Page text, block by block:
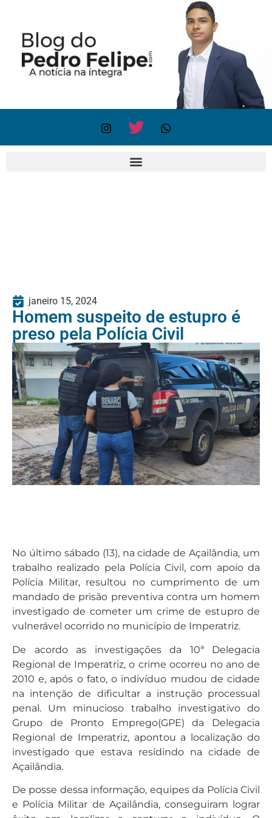
janeiro 15, 2024
Homem suspeito de estupro é
preso pela Polícia Civil
No último sábado (13), na cidade de Açailândia, um
trabalho realizado pela Polícia Civil, com apoio da
Polícia Militar, resultou no cumprimento de um
mandado de prisão preventiva contra um homem
investigado de cometer um crime de estupro de
vulnerável ocorrido no município de Imperatriz.
De acordo as investigações da 10ª Delegacia
Regional de Imperatriz, o crime ocorreu no ano de
2010 e, após o fato, o indivíduo mudou de cidade
na intenção de dificultar a instrução processual
penal. Um minucioso trabalho investigativo do
Grupo de Pronto Emprego(GPE) da Delegacia
Regional de Imperatriz, apontou a localização do
investigado que estava residindo na cidade de
Açailândia.
De posse dessa informação, equipes da Polícia Civil
e Polícia Militar de Açailândia, conseguiram lograr